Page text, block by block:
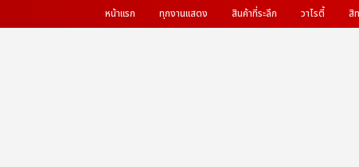
หน้าแรก ทุกงานแสดง สินค้าที่ระลึก วาไรตี้ สิ